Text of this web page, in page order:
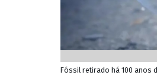
Fóssil retirado há 100 anos